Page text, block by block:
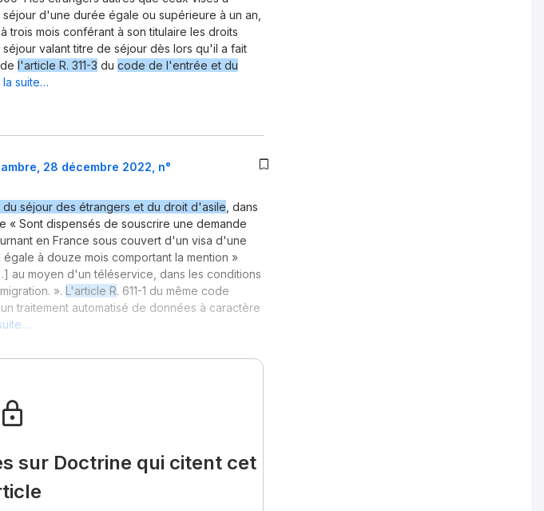
séjour d'une durée égale ou supérieure à un an,
trois mois conférant à son titulaire les droits
valant titre de séjour dès lors qu'il a fait
l'article R. 311-3 du code de l'entrée et du
la suite…
28 décembre 2022, n°
séjour des étrangers et du droit d'asile , dans
Sont dispensés de souscrire une demande
en France sous couvert d'un visa d'une
à douze mois comportant la mention »
au moyen d'un téléservice, dans les conditions
». L'article R. 611-1 du même code
traitement automatisé de données à caractère
sur Doctrine qui citent cet